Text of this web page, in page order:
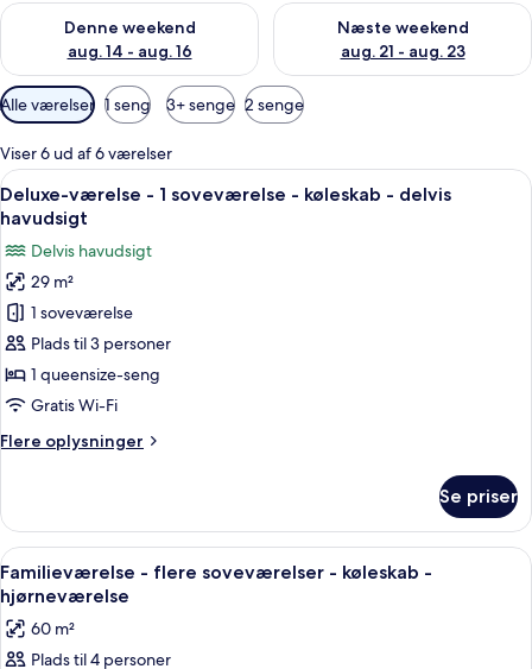
Denne weekend
aug. 14 - aug. 16
Tjek tilgængelighed for denne weekend aug. 14 - aug. 16
Næste weekend
aug. 21 - aug. 23
Tjek tilgængelighed for næste
Tilgængelige
filtre
for
værelser
Alle værelser 1 seng 3+ senge 2 senge
Viser 6 ud af 6 værelser
Indlæs
alle
billeder
af
Deluxe-
værelse
-
1
soveværelse
køleskab
havudsigt
Et hotelværelse med en stor seng,
3
Deluxe-værelse - 1 soveværelse - køleskab - delvis
havudsigt
Delvis havudsigt
29 m²
1 soveværelse
Plads til 3 personer
1 queensize-seng
Gratis Wi-Fi
Flere oplysninger
Flere
værelse
1
soveværelse
køleskab
Se priser
Indlæs
alle
billeder
af
Et hotelværelse med to senge, en
1
Familieværelse - flere soveværelser - køleskab -
hjørneværelse
60 m²
Plads til 4 personer